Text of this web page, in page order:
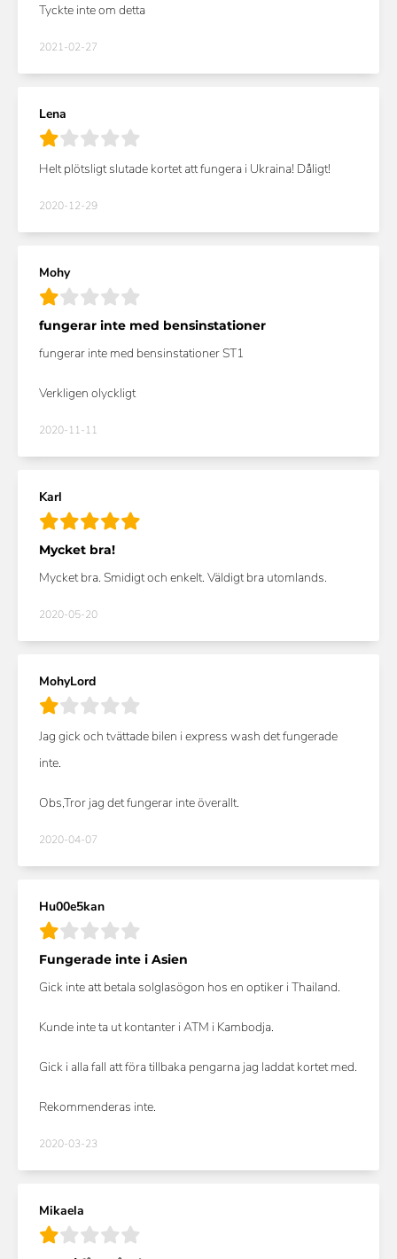
Tyckte inte om detta
2021-02-27
Lena
Helt plötsligt slutade kortet att fungera i Ukraina! Dåligt!
2020-12-29
Mohy
fungerar inte med bensinstationer
fungerar inte med bensinstationer ST1
Verkligen olyckligt
2020-11-11
Karl
Mycket bra!
Mycket bra. Smidigt och enkelt. Väldigt bra utomlands.
2020-05-20
MohyLord
Jag gick och tvättade bilen i express wash det fungerade
inte.
Obs,Tror jag det fungerar inte överallt.
2020-04-07
Hu00e5kan
Fungerade inte i Asien
Gick inte att betala solglasögon hos en optiker i Thailand.
Kunde inte ta ut kontanter i ATM i Kambodja.
Gick i alla fall att föra tillbaka pengarna jag laddat kortet med.
Rekommenderas inte.
2020-03-23
Mikaela